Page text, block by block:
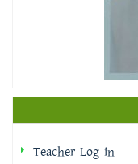
Teacher Log in